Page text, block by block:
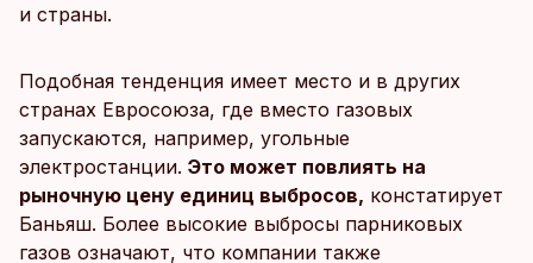
и страны.
Подобная тенденция имеет место и в других
странах Евросоюза, где вместо газовых
запускаются, например, угольные
электростанции. Это может повлиять на
рыночную цену единиц выбросов, констатирует
Баньяш. Более высокие выбросы парниковых
газов означают, что компании также